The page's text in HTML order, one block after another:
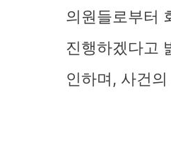
의원들로부터
진행하겠다고
인하며, 사건